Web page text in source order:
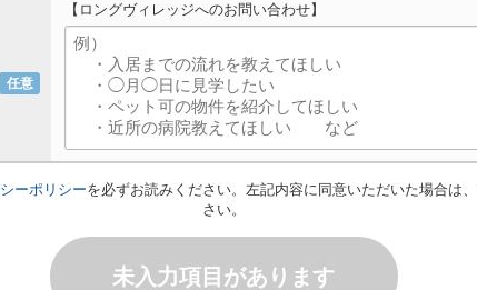
任意
【ロングヴィレッジへのお問い合わせ】
ーポリシーを必ずお読みください。左記内容に同意いただいた場合は
さい。
未入力項目があります